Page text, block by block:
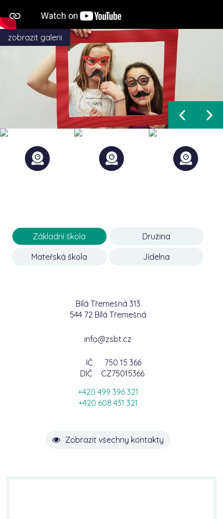
zobrazit galerii
Základní škola Družina
Mateřská škola Jídelna
Bílá Třemešná 313
544 72 Bílá Třemešná
info@zsbt.cz
IČ
750 15 366
DIČ
CZ75015366
+420 499 396 321
+420 608 431 321
Zobrazit všechny kontakty